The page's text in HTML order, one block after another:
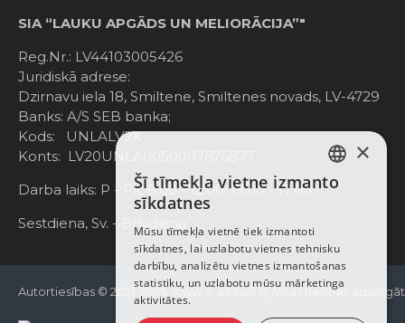
SIA “LAUKU APGĀDS UN MELIORĀCIJA”"
Reg.Nr.: LV44103005426
Juridiskā adrese:
Dzirnavu iela 18, Smiltene, Smiltenes novads, LV-4729
Banks: A/S SEB banka;
Kods: UNLALV2X
Konts: LV20UNLA0050007676877
Darba laiks: P - Pk. 8:00 - 12:00; 13:00 - 17:00
Sestdiena, Sv. - Brīvdiena
Autortiesības © 2021-2025, www.e-einhell.lv, Visas tiesības
LATVIAN
ENGLISH
×
Šī tīmekļa vietne izmanto
sīkdatnes
Mūsu tīmekļa vietnē tiek izmantoti
sīkdatnes, lai uzlabotu vietnes tehnisku
darbību, analizētu vietnes izmantošanas
statistiku, un uzlabotu mūsu mārketinga
aktivitātes.